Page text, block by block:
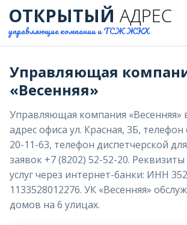
ОТКРЫТЫЙ АДРЕС
управляющие компании и ТСЖ ЖКХ
Управляющая
«Весенняя»
Управляющая компания «Весенняя»
адрес офиса ул. Красная, 3Б, телефон
20-11-63, телефон диспетчерской
заявок +7 (8202) 52-52-20.
услуг через интернет-банки: ИНН
1133528012276. УК «Весенняя»
домов на 6 улицах.